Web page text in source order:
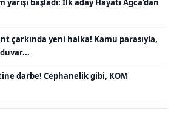
yarışı başladı: İlk aday Hayati Ağca'dan
çarkında yeni halka! Kamu parasıyla,
darbe! Cephanelik gibi, KOM